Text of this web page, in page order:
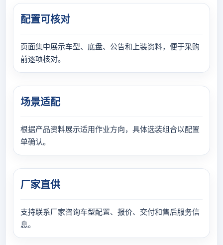
配置可核对
页面集中展示车型、底盘、公告和上装资料，便于采购
前逐项核对。
场景适配
根据产品资料展示适用作业方向，具体选装组合以配置
单确认。
厂家直供
支持联系厂家咨询车型配置、报价、交付和售后服务信
息。